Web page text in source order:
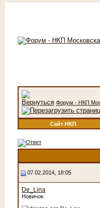
Форум - НКП
Сайт НКП
07.02.2014, 18:05
De_Lina
Новичок